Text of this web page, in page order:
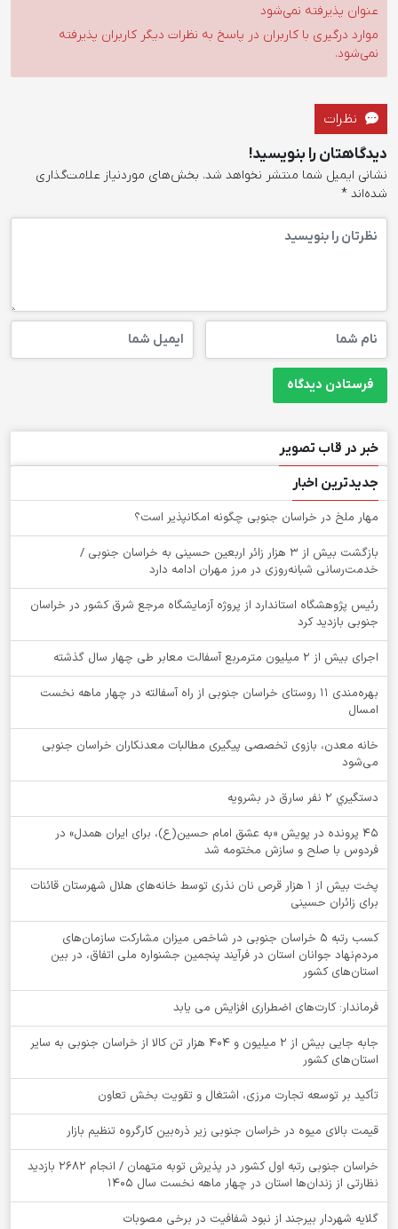
عنوان پذیرفته نمی‌شود
موارد درگیری با کاربران در پاسخ به نظرات دیگر کاربران پذیرفته
نمی‌شود.
نظرات
دیدگاهتان را بنویسید!
نشانی ایمیل شما منتشر نخواهد شد. بخش‌های موردنیاز علامت‌گذاری
شده‌اند *
خبر در قاب تصویر
جدیدترین اخبار
‌مهار ملخ در خراسان جنوبی چگونه امکانپذیر است؟
بازگشت بیش از ۳ هزار زائر اربعین حسینی به خراسان جنوبی /
خدمت‌رسانی شبانه‌روزی در مرز مهران ادامه دارد
رئیس پژوهشگاه استاندارد از پروژه آزمایشگاه مرجع شرق کشور در خراسان
جنوبی بازدید کرد
اجرای بیش از ۲ میلیون مترمربع آسفالت معابر طی چهار سال گذشته
بهره‌مندی ۱۱ روستای خراسان جنوبی از راه آسفالته در چهار ماهه نخست
امسال
خانه معدن، بازوی تخصصی پیگیری مطالبات معدنکاران خراسان جنوبی
می‌شود
دستگيري 2 نفر سارق در بشرويه
۴۵ پرونده در پویش «به عشق امام حسین(ع)، برای ایران همدل» در
فردوس با صلح و سازش مختومه شد
پخت بیش از 1 هزار قرص نان نذری توسط خانه‌های هلال شهرستان قائنات
برای زائران حسینی
کسب رتبه ۵ خراسان جنوبی در شاخص میزان مشارکت سازمان‌های
مردم‌نهاد جوانان استان در فرآیند پنجمین جشنواره ملی اتفاق، در بین
استان‌های کشور
فرماندار: کارت‌های اضطراری افزایش می یابد
جابه جایی بیش از 2 میلیون و 404 هزار تن کالا از خراسان جنوبی به سایر
استان‌های کشور
تأکید بر توسعه تجارت مرزی، اشتغال و تقویت بخش تعاون
قیمت بالای میوه در خراسان جنوبی زیر ذره‌بین کارگروه تنظیم بازار
خراسان جنوبی رتبه اول کشور در پذیرش توبه متهمان / انجام ۲۶۸۲ بازدید
نظارتی از زندان‌ها استان در چهار ماهه نخست سال 1405
گلایه شهردار بیرجند از نبود شفافیت در برخی مصوبات